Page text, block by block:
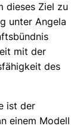
dieses Ziel zu
unter Angela
mit der
des
ist der
einem Modell